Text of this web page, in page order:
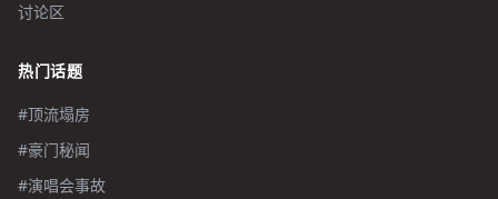
讨论区
热门话题
#顶流塌房
#豪门秘闻
#演唱会事故